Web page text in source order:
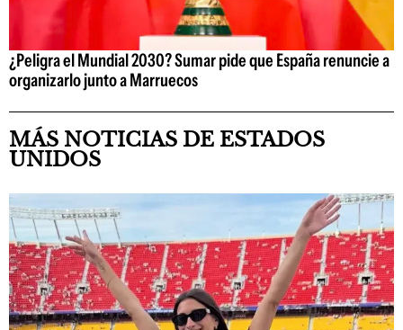
¿Peligra el Mundial 2030? Sumar pide que España renuncie a
organizarlo junto a Marruecos
MÁS NOTICIAS DE ESTADOS
UNIDOS